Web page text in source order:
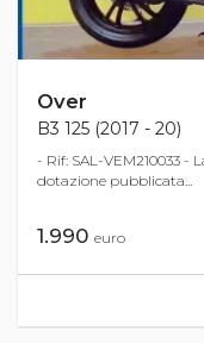
Over
B3 125 (2017 - 20)
- Rif: SAL-VEM210033 -
dotazione pubblicata...
1.990 euro